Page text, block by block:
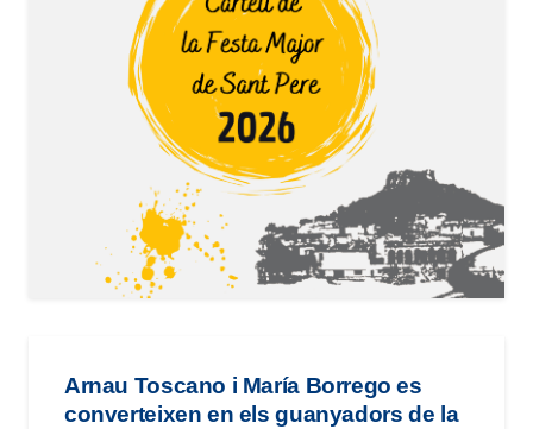
Arnau Toscano i María Borrego es
converteixen en els guanyadors de la